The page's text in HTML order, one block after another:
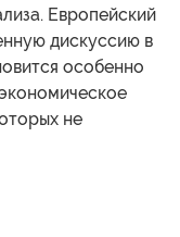
Европейский
дискуссию в
особенно
не